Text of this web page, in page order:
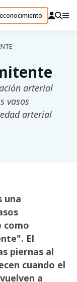
arterial
vasos
arterial
una
como
El
piernas al
cuando el
a